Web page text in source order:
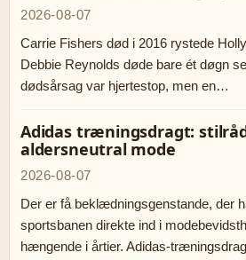
2026-08-07
Carrie Fishers død i 2016 rystede
Debbie Reynolds døde bare ét døgn
dødsårsag var hjertestop, men en…
Adidas træningsdragt:
aldersneutral mode
2026-08-07
Der er få beklædningsgenstande, der
sportsbanen direkte ind i
hængende i årtier. Adidas-